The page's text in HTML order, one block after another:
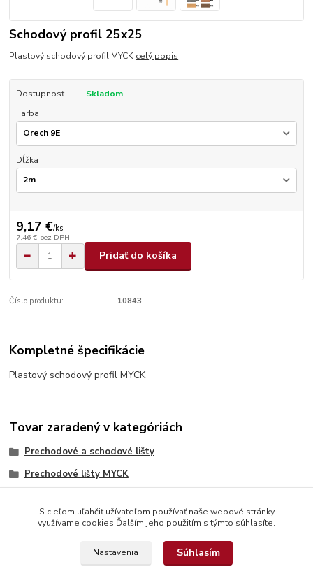
Schodový profil 25x25
Plastový schodový profil MYCK celý popis
Dostupnosť
Skladom
Farba
Dĺžka
9,17 €/ks
7,46 € bez DPH
Pridať do košíka
Číslo produktu: 10843
Kompletné špecifikácie
Plastový schodový profil MYCK
Tovar zaradený v kategóriách
Prechodové a schodové lišty
Prechodové lišty MYCK
S cieľom uľahčiť užívateľom používať naše webové stránky
využívame cookies.Ďalším jeho použitím s týmto súhlasíte.
Nastavenia Súhlasím